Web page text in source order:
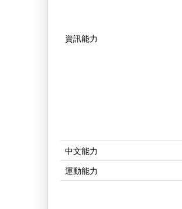
資訊能力
中文能力
運動能力